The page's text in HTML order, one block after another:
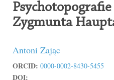
Zygmunta
Antoni Zając
ORCID: 0000-0002-8430-5455
DOI: